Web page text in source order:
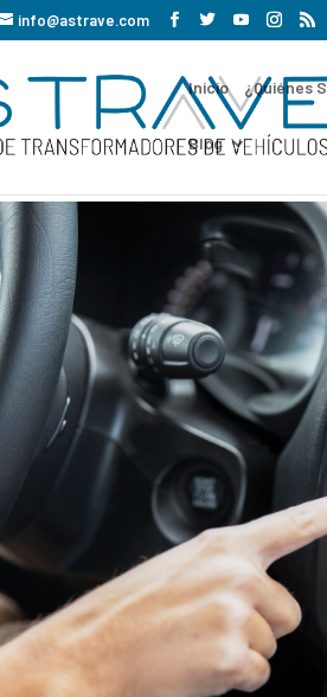
info@astrave.com
Inicio ¿Quiénes
Blog